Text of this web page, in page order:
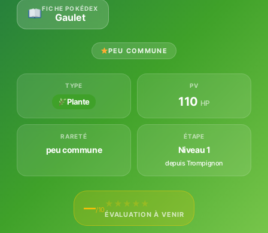
FICHE POKÉDEX
Gaulet
PEU COMMUNE
TYPE
Plante
PV
110 HP
RARETÉ
peu commune
ÉTAPE
Niveau 1
depuis Trompignon
—/10
★ ★ ★ ★ ★
ÉVALUATION À VENIR